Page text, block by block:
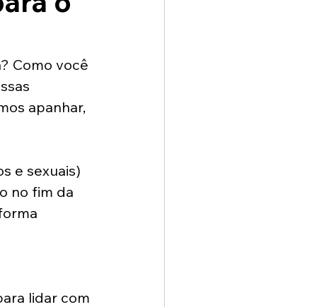
Como você
apanhar,
e sexuais)
no fim da
lidar com